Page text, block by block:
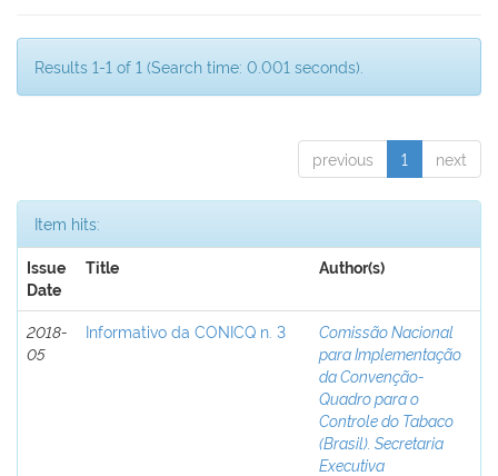
Results 1-1 of 1 (Search time: 0.001 seconds).
previous 1 next
Item hits:
Issue
Date
Title Author(s)
2018-
05
Informativo da CONICQ n. 3
Comissão Nacional
para Implementação
da Convenção-
Quadro para o
Controle do Tabaco
(Brasil). Secretaria
Executiva